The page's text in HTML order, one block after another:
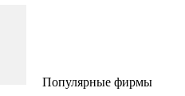
Популярные фирмы